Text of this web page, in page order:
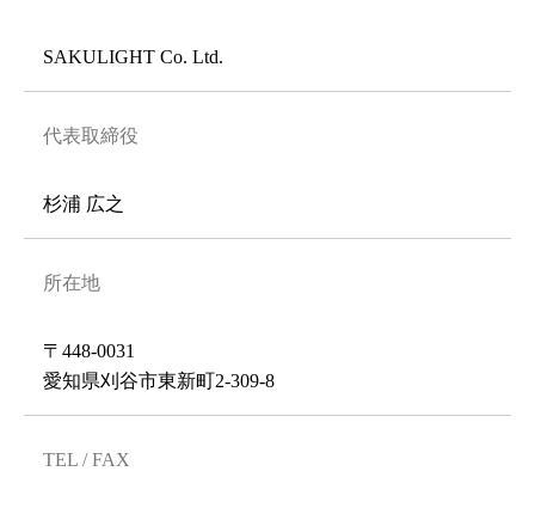
SAKULIGHT Co. Ltd.
代表取締役
杉浦 広之
所在地
〒448-0031
愛知県刈谷市東新町2-309-8
TEL / FAX